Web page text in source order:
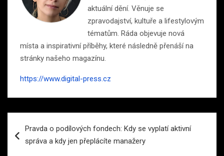
aktuální dění. Věnuje se
zpravodajství, kultuře a lifestylovým
tématům. Ráda objevuje nová
místa a inspirativní příběhy, které následně přenáší na
stránky našeho magazínu.
https://www.digital-press.cz
proPravda o podílových fondech: Kdy se vyplatí aktivní
správa a kdy jen přeplácíte manažery